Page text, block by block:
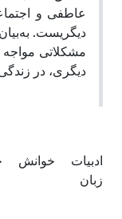
عاطفی و
دیگریست.
مشکلاتی
دیگری، در
ادبیات خوانش
زبان